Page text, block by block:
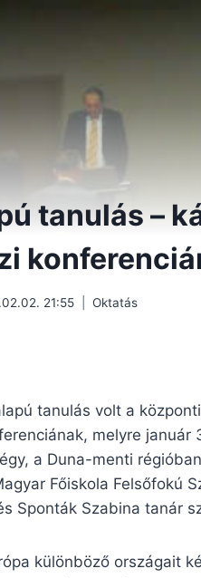
tanulás –
21:55 Oktatás
tanulás volt a
melyre
a Duna-menti
Főiskola Felsőfokú
Sponták Szabina tanár
különböző országait